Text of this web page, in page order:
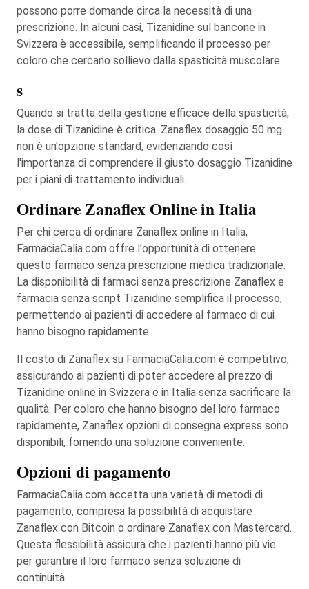
possono porre domande circa la necessità di una
prescrizione. In alcuni casi, Tizanidine sul bancone in
Svizzera è accessibile, semplificando il processo per
coloro che cercano sollievo dalla spasticità muscolare.
s
Quando si tratta della gestione efficace della spasticità,
la dose di Tizanidine è critica. Zanaflex dosaggio 50 mg
non è un'opzione standard, evidenziando così
l'importanza di comprendere il giusto dosaggio Tizanidine
per i piani di trattamento individuali.
Ordinare Zanaflex Online in Italia
Per chi cerca di ordinare Zanaflex online in Italia,
FarmaciaCalia.com offre l'opportunità di ottenere
questo farmaco senza prescrizione medica tradizionale.
La disponibilità di farmaci senza prescrizione Zanaflex e
farmacia senza script Tizanidine semplifica il processo,
permettendo ai pazienti di accedere al farmaco di cui
hanno bisogno rapidamente.
Il costo di Zanaflex su FarmaciaCalia.com è competitivo,
assicurando ai pazienti di poter accedere al prezzo di
Tizanidine online in Svizzera e in Italia senza sacrificare la
qualità. Per coloro che hanno bisogno del loro farmaco
rapidamente, Zanaflex opzioni di consegna express sono
disponibili, fornendo una soluzione conveniente.
Opzioni di pagamento
FarmaciaCalia.com accetta una varietà di metodi di
pagamento, compresa la possibilità di acquistare
Zanaflex con Bitcoin o ordinare Zanaflex con Mastercard.
Questa flessibilità assicura che i pazienti hanno più vie
per garantire il loro farmaco senza soluzione di
continuità.